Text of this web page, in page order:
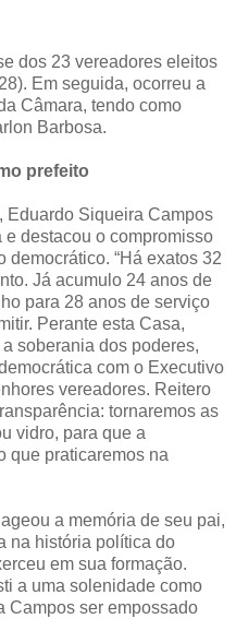
dos 23 vereadores eleitos
Em seguida, ocorreu a
Câmara, tendo como
Barbosa.
prefeito
Eduardo Siqueira Campos
destacou o compromisso
“Há exatos 32
Já acumulo 24 anos de
para 28 anos de serviço
Perante esta Casa,
soberania dos poderes,
com o Executivo
vereadores. Reitero
tornaremos as
vidro, para que a
que praticaremos na
a memória de seu pai,
na história política do
em sua formação.
a uma solenidade como
Campos ser empossado